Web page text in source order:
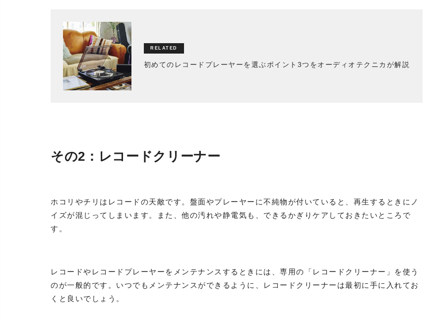
初めてのレコードプレーヤーを選ぶポイント3つをオーディオテクニカが解説
その2：レコードクリーナー
ホコリやチリはレコードの天敵です。盤面やプレーヤーに不純物が付いていると、再生するときにノ
イズが混じってしまいます。また、他の汚れや静電気も、できるかぎりケアしておきたいところで
す。
レコードやレコードプレーヤーをメンテナンスするときには、専用の「レコードクリーナー」を使う
のが一般的です。いつでもメンテナンスができるように、レコードクリーナーは最初に手に入れてお
くと良いでしょう。